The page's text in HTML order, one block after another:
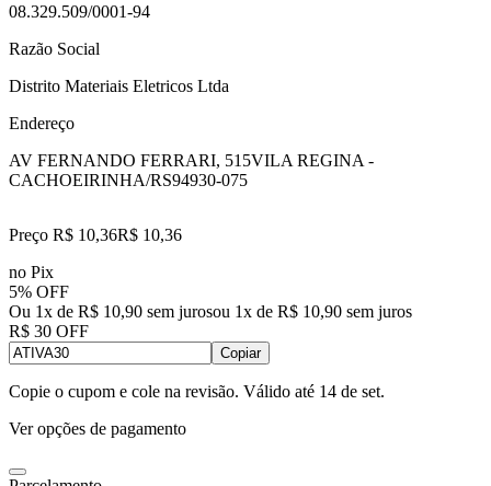
08.329.509/0001-94
Razão Social
Distrito Materiais Eletricos Ltda
Endereço
AV FERNANDO FERRARI, 515VILA REGINA -
CACHOEIRINHA/RS94930-075
Preço R$ 10,36R$ 10,36
no Pix
5% OFF
Ou 1x de R$ 10,90 sem jurosou 1x de R$ 10,90 sem juros
R$ 30 OFF
Copiar
Copie o cupom e cole na revisão. Válido até 14 de set.
Ver opções de pagamento